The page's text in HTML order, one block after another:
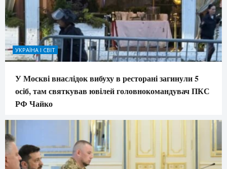
УКРАЇНА І СВІТ
У Москві внаслідок вибуху в ресторані загинули 5
осіб, там святкував ювілей головнокомандувач ПКС
РФ Чайко